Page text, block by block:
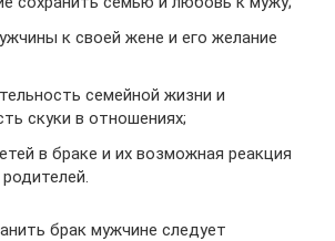
к своей жене и его желание
семейной жизни и
скуки в отношениях;
в браке и их возможная реакция
брак мужчине следует